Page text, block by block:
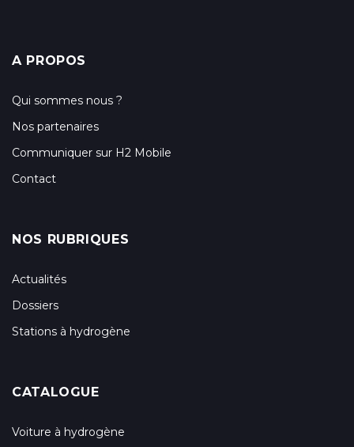
A PROPOS
Qui sommes nous ?
Nos partenaires
Communiquer sur H2 Mobile
Contact
NOS RUBRIQUES
Actualités
Dossiers
Stations à hydrogène
CATALOGUE
Voiture à hydrogène